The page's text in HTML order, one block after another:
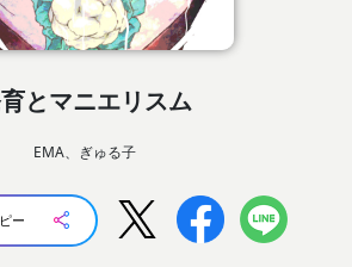
とマニエリスム
EMA、ぎゅる子
ー